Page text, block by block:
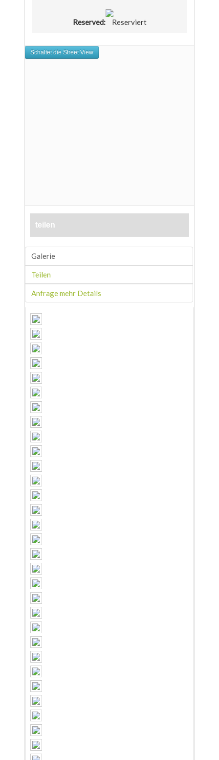
Reserved: Reserviert
teilen
Galerie
Teilen
Anfrage mehr Details